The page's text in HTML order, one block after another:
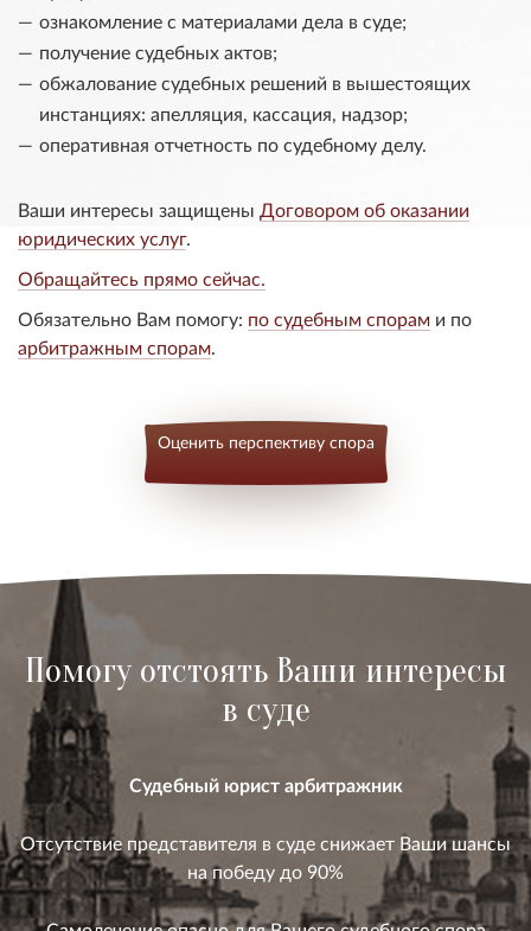
ознакомление с материалами дела в суде;
получение судебных актов;
обжалование судебных решений в вышестоящих
инстанциях: апелляция, кассация, надзор;
оперативная отчетность по судебному делу.
Ваши интересы защищены Договором об оказании
юридических услуг.
Обращайтесь прямо сейчас.
Обязательно Вам помогу: по судебным спорам и по
арбитражным спорам
Оценить перспективу спора
Помогу отстоять Ваши интересы
в суде
Судебный юрист арбитражник
Отсутствие представителя в суде снижает Ваши шансы
на победу до 90%